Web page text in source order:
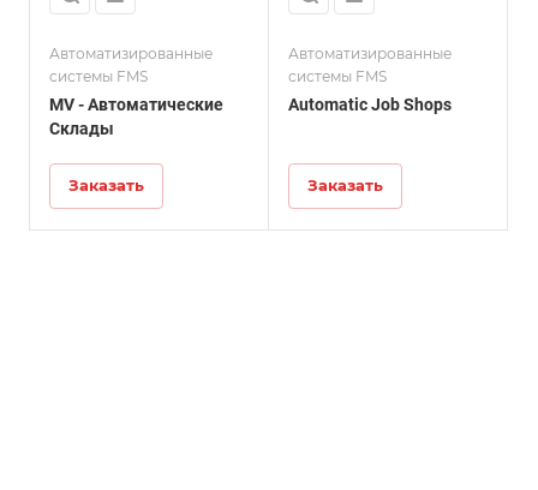
Автоматизированные
системы FMS
MV - Автоматические
Склады
Заказать
Автоматизированные
системы FMS
Automatic Job Shops
Заказать